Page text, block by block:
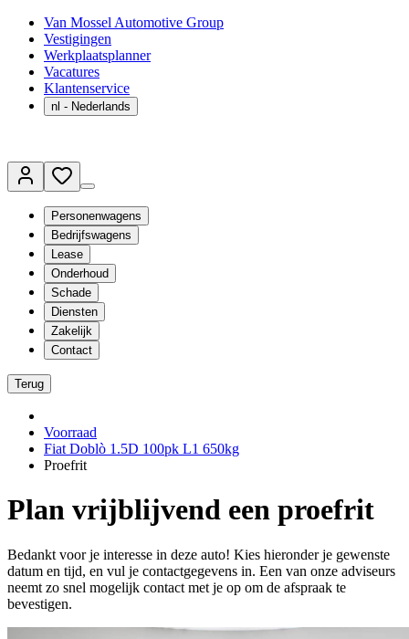
Van Mossel Automotive Group
Vestigingen
Werkplaatsplanner
Vacatures
Klantenservice
nl - Nederlands
Personenwagens
Bedrijfswagens
Lease
Onderhoud
Schade
Diensten
Zakelijk
Contact
Terug
Voorraad
Fiat Doblò 1.5D 100pk L1 650kg
Proefrit
Plan vrijblijvend een proefrit
Bedankt voor je interesse in deze auto! Kies hieronder je gewenste
datum en tijd, en vul je contactgegevens in. Een van onze adviseurs
neemt zo snel mogelijk contact met je op om de afspraak te
bevestigen.